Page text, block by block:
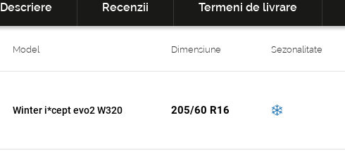
Descriere Recenzii Termeni de livrare
Model Dimensiune Sezonalitate
Winter i*cept evo2 W320 205/60 R16